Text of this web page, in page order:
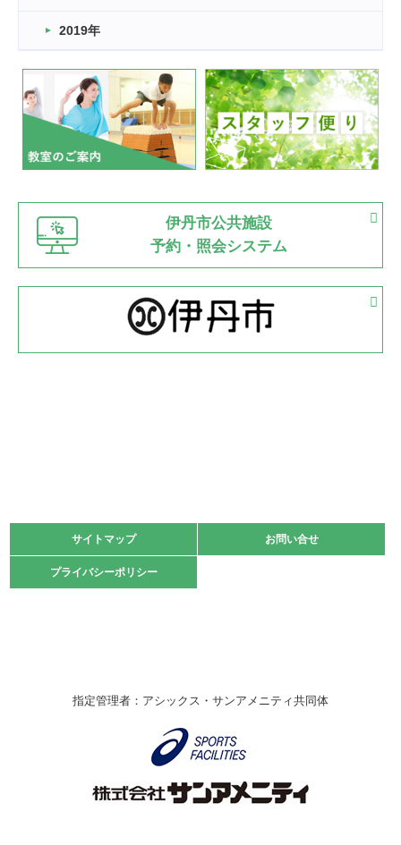
緑ケ丘体育館
いたっぼーる大会☆彡
緑ケ丘体育館
2022.07.03
市内総合体育大会が開始
緑ケ丘体育館 猪名川運動広場
古池運動広場
2022.06.12
県知事杯争奪バレーボール大会が開催
緑ケ丘体育館
2022.05.05
体育協会長杯 バドミントン競技の部
2022.05.22
緑ケ丘体育館
2021.10.23
卓球選手権大会ラージボールの部開催☆
伊丹市総合体育大会 バレーボール大会が開催されました
なわとびイベントを開催しました！
2019年
伊丹市公共施設
予約・照会システム
サイトマップ お問い合せ
プライバシーポリシー
サイトマップ お問い合せ
プライバシーポリシー
指定管理者：アシックス・サンアメニティ共同体